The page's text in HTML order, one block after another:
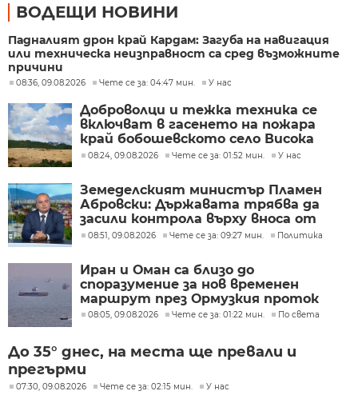
ВОДЕЩИ НОВИНИ
Падналият дрон край Кардам: Загуба на навигация
или техническа неизправност са сред възможните
причини
08:36, 09.08.2026 Чете се за: 04:47 мин. У нас
Доброволци и тежка техника се
включват в гасенето на пожара
край бобошевското село Висока
могила
08:24, 09.08.2026 Чете се за: 01:52 мин. У нас
Земеделският министър Пламен
Абровски: Държавата трябва да
засили контрола върху вноса от
трети страни
08:51, 09.08.2026 Чете се за: 09:27 мин. Политика
Иран и Оман са близо до
споразумение за нов временен
маршрут през Ормузкия проток
08:05, 09.08.2026 Чете се за: 01:22 мин. По света
До 35° днес, на места ще превали и
прегърми
07:30, 09.08.2026 Чете се за: 02:15 мин. У нас